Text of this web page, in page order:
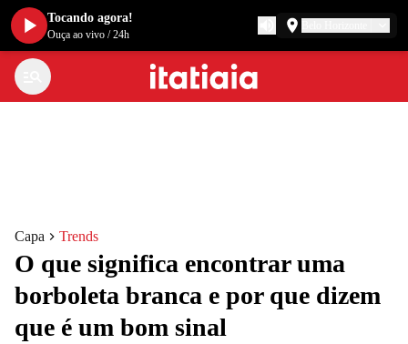
Capa Trends
O que significa encontrar uma
borboleta branca e por que dizem
que é um bom sinal
Tocando agora!
Ouça ao vivo /24h